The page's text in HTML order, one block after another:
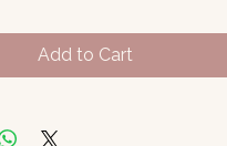
Add to Cart